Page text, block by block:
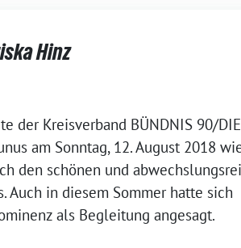
Hinz
der Kreisverband BÜNDNIS 90/DIE
am Sonntag, 12. August 2018
den schönen und
Auch in diesem Sommer hatte sich
als Begleitung angesagt.